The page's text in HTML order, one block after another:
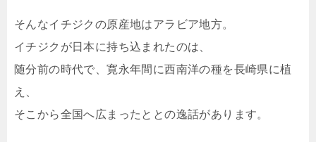
そんなイチジクの原産地はアラビア地方。
イチジクが日本に持ち込まれたのは、
随分前の時代で、寛永年間に西南洋の種を長崎県に植
え、
そこから全国へ広まったととの逸話があります。